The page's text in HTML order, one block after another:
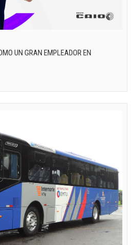
UN GRAN EMPLEADOR EN